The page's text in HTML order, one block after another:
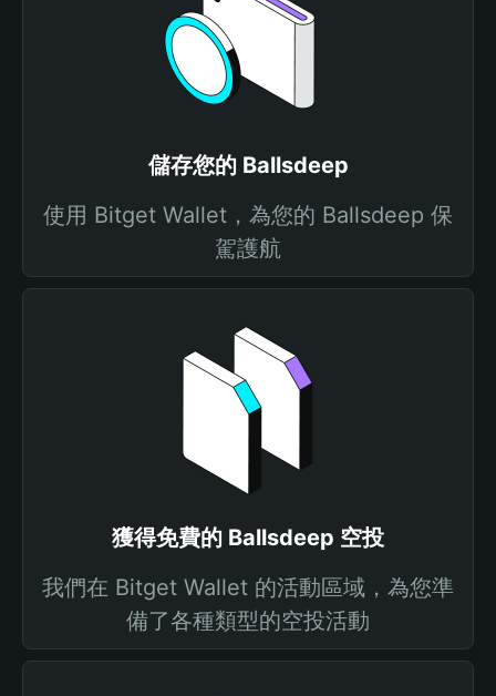
儲存您的 Ballsdeep
使用 Bitget Wallet，為您的 Ballsdeep 保
駕護航
獲得免費的 Ballsdeep 空投
我們在 Bitget Wallet 的活動區域，為您準
備了各種類型的空投活動